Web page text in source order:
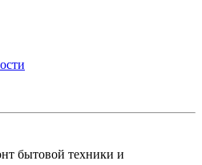
бытовой техники и